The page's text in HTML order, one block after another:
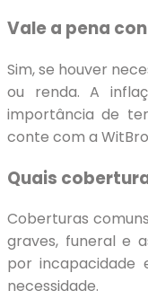
Vale a pena
Sim, se houver
ou renda. A
importância de
conte com a
Quais
Coberturas
graves, funeral e
por incapacidade
necessidade.